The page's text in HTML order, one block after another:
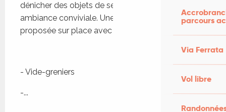
parcours
Via Ferrata
Vol libre
dénicher des objets de seconde main dans une
ambiance conviviale. Une restauration est
proposée sur place avec un plateau repas paella.
- Vide-greniers
-...